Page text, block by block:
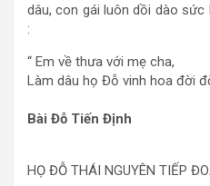
dâu, con gái luôn dồi dào
:
“ Em về thưa với mẹ cha,
Làm dâu họ Đỗ vinh hoa đời
Bài Đỗ Tiến Định
HỌ ĐỖ THÁI NGUYÊN TIẾP